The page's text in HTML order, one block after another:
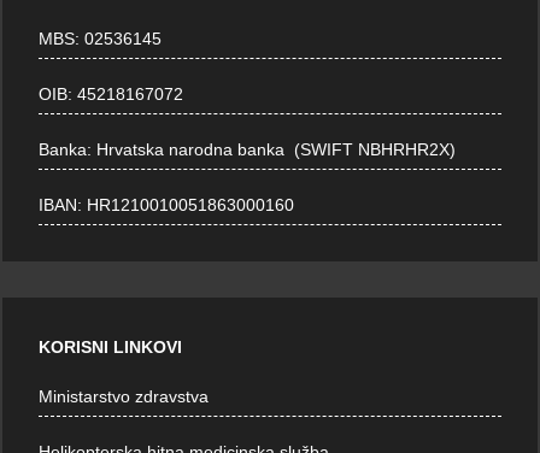
MBS: 02536145
OIB: 45218167072
Banka: Hrvatska narodna banka (SWIFT NBHRHR2X)
IBAN: HR1210010051863000160
KORISNI LINKOVI
Ministarstvo zdravstva